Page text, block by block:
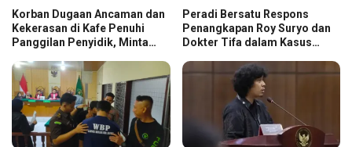
Korban Dugaan Ancaman dan
Kekerasan di Kafe Penuhi
Panggilan Penyidik, Minta
Peradi Bersatu Respons
Penangkapan Roy Suryo dan
Dokter Tifa dalam Kasus